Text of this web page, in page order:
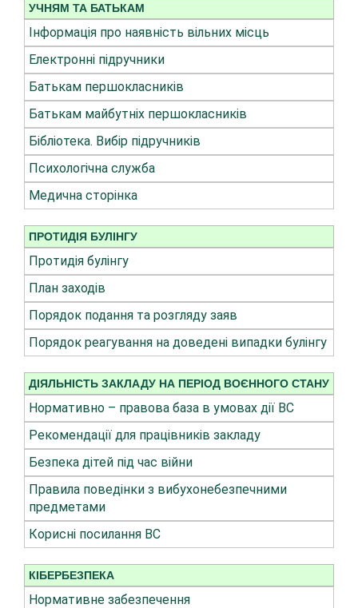
УЧНЯМ ТА БАТЬКАМ
Інформація про наявність вільних місць
Електронні підручники
Батькам першокласників
Батькам майбутніх першокласників
Бібліотека. Вибір підручників
Психологічна служба
Медична сторінка
ПРОТИДІЯ БУЛІНГУ
Протидія булінгу
План заходів
Порядок подання та розгляду заяв
Порядок реагування на доведені випадки булінгу
ДІЯЛЬНІСТЬ ЗАКЛАДУ НА ПЕРІОД ВОЄННОГО СТАНУ
Нормативно – правова база в умовах дії ВС
Рекомендації для працівників закладу
Безпека дітей під час війни
Правила поведінки з вибухонебезпечними
предметами
Корисні посилання ВС
КІБЕРБЕЗПЕКА
Нормативне забезпечення